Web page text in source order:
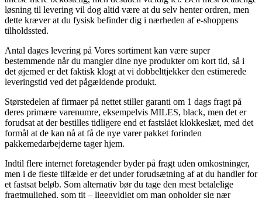
løsning til levering vil dog altid være at du selv henter ordren, men
dette kræver at du fysisk befinder dig i nærheden af e-shoppens
tilholdssted.
Antal dages levering på Vores sortiment kan være super
bestemmende når du mangler dine nye produkter om kort tid, så i
det øjemed er det faktisk klogt at vi dobbelttjekker den estimerede
leveringstid ved det pågældende produkt.
Størstedelen af firmaer på nettet stiller garanti om 1 dags fragt på
deres primære varenumre, eksempelvis MILES, black, men det er
forudsat at der bestilles tidligere end et fastslået klokkeslæt, med det
formål at de kan nå at få de nye varer pakket forinden
pakkemedarbejderne tager hjem.
Indtil flere internet foretagender byder på fragt uden omkostninger,
men i de fleste tilfælde er det under forudsætning af at du handler for
et fastsat beløb. Som alternativ bør du tage den mest betalelige
fragtmulighed, som tit – ligegyldigt om man opholder sig nær